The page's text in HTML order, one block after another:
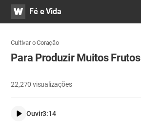
WATVFé e Vida
Cultivar o Coração
Para Produzir Muitos Frutos
22,270visualizações
Ouvir3:14